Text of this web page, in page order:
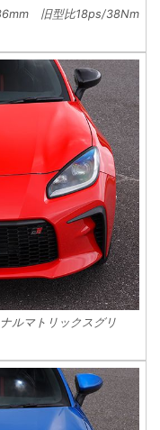
旧型比18ps/38Nm
ルマトリックスグリ